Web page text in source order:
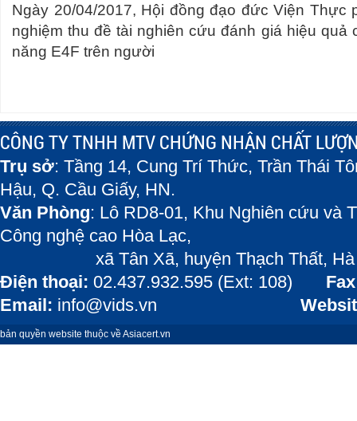
Ngày 20/04/2017, Hội đồng đạo đức Viện Thực
nghiệm thu đề tài nghiên cứu đánh giá hiệu quả
năng E4F trên người
CÔNG TY TNHH MTV CHỨNG NHẬN CHẤT
Trụ sở: Tầng 14, Cung Trí Thức, Trần Thái
Hậu, Q. Cầu Giấy, HN.
Văn Phòng: Lô RD8-01, Khu Nghiên cứu và
Công nghệ cao Hòa Lạc,
xã Tân Xã, huyện Thạch Thất, Hà
Điện thoại: 02.437.932.595 (Ext: 108)
Email: info@vids.vn
bản quyền website thuộc về Asiacert.vn